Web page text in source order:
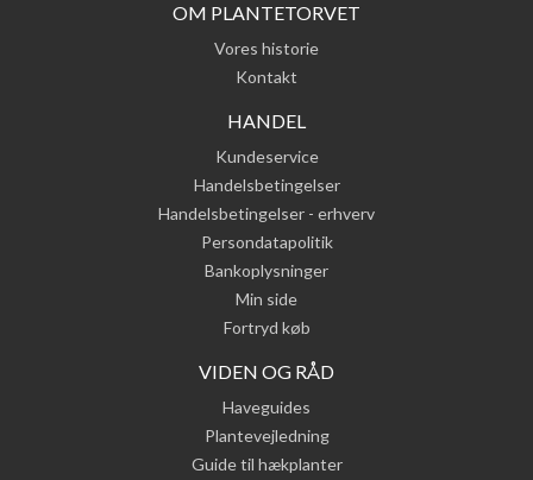
OM PLANTETORVET
Vores historie
Kontakt
HANDEL
Kundeservice
Handelsbetingelser
Handelsbetingelser - erhverv
Persondatapolitik
Bankoplysninger
Min side
Fortryd køb
VIDEN OG RÅD
Haveguides
Plantevejledning
Guide til hækplanter